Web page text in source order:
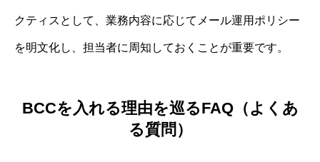
クティスとして、業務内容に応じてメール運用ポリシー
を明文化し、担当者に周知しておくことが重要です。
BCCを入れる理由を巡るFAQ（よくあ
る質問）